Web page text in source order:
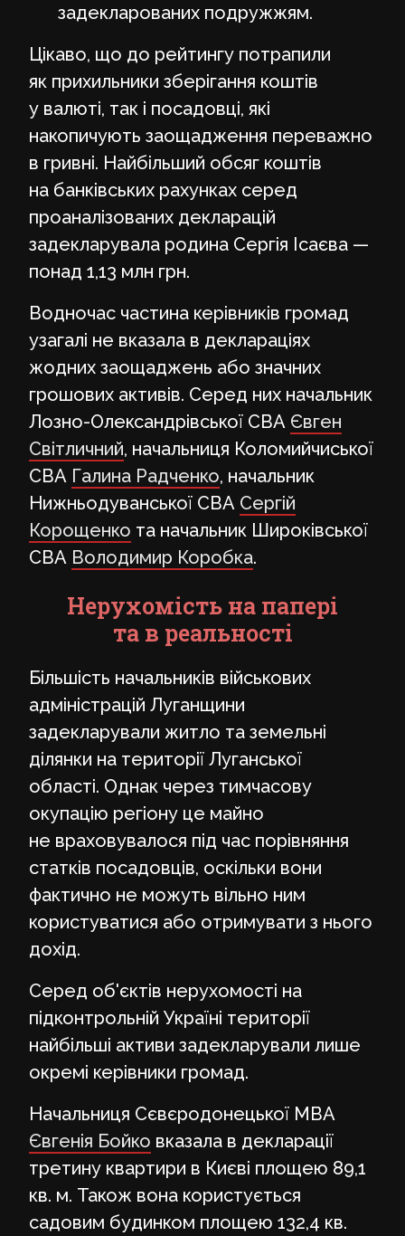
задекларованих подружжям.
Цікаво, що до рейтингу потрапили
як прихильники зберігання коштів
у валюті, так і посадовці, які
накопичують заощадження переважно
в гривні. Найбільший обсяг коштів
на банківських рахунках серед
проаналізованих декларацій
задекларувала родина Сергія Ісаєва —
понад 1,13 млн грн.
Водночас частина керівників громад
узагалі не вказала в деклараціях
жодних заощаджень або значних
грошових активів. Серед них начальник
Лозно-Олександрівської СВА Євген
Світличний, начальниця Коломийчиської
СВА Галина Радченко, начальник
Нижньодуванської СВА Сергій
Корощенко та начальник Широківської
СВА Володимир Коробка.
Нерухомість на папері
та в реальності
Більшість начальників військових
адміністрацій Луганщини
задекларували житло та земельні
ділянки на території Луганської
області. Однак через тимчасову
окупацію регіону це майно
не враховувалося під час порівняння
статків посадовців, оскільки вони
фактично не можуть вільно ним
користуватися або отримувати з нього
дохід.
Серед об'єктів нерухомості на
підконтрольній Україні території
найбільші активи задекларували лише
окремі керівники громад.
Начальниця Сєвєродонецької МВА
Євгенія Бойко вказала в декларації
третину квартири в Києві площею 89,1
кв. м. Також вона користується
садовим будинком площею 132,4 кв.